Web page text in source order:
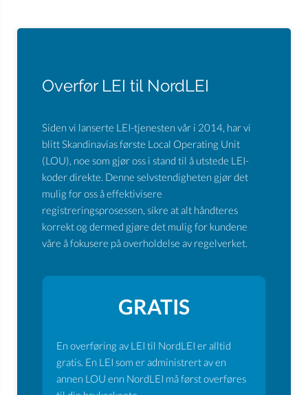
Overfør LEI til NordLEI
Siden vi lanserte LEI-tjenesten vår i 2014, har vi
blitt Skandinavias første Local Operating Unit
(LOU), noe som gjør oss i stand til å utstede LEI-
koder direkte. Denne selvstendigheten gjør det
mulig for oss å effektivisere
registreringsprosessen, sikre at alt håndteres
korrekt og dermed gjøre det mulig for kundene
våre å fokusere på overholdelse av regelverket.
GRATIS
En overføring av LEI til NordLEI er alltid
gratis. En LEI som er administrert av en
annen LOU enn NordLEI må først overføres